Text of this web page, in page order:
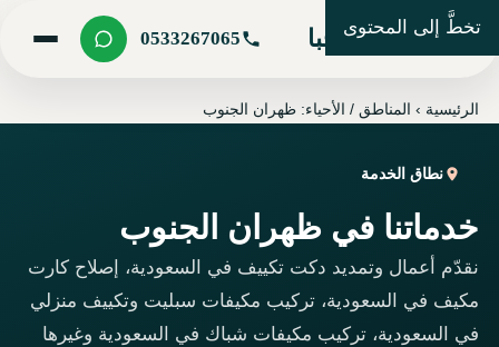
تخطَّ إلى المحتوى
شركة مرحبا 0533267065
الرئيسية ›المناطق / الأحياء: ظهران الجنوب
نطاق الخدمة
خدماتنا في ظهران الجنوب
نقدّم أعمال وتمديد دكت تكييف في السعودية، إصلاح كارت
مكيف في السعودية، تركيب مكيفات سبليت وتكييف منزلي
في السعودية، تركيب مكيفات شباك في السعودية وغيرها